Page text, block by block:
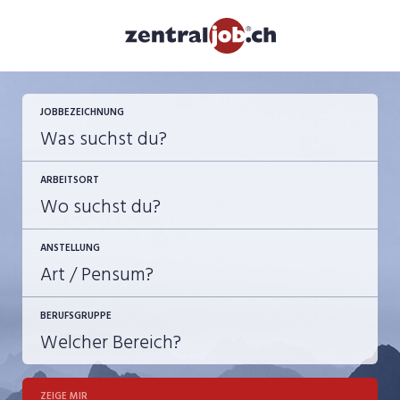
JOBBEZEICHNUNG
ARBEITSORT
ANSTELLUNG
JOB-TYP
Festanstellung
BERUFSGRUPPE
ZEIGE MIR